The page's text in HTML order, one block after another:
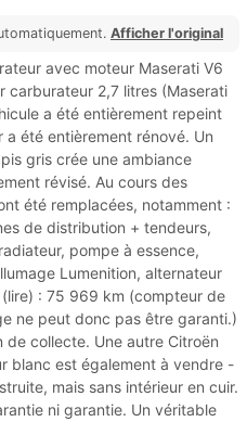
Afficher l'original
avec moteur Maserati V6
carburateur 2,7 litres (Maserati
a été entièrement repeint
été entièrement rénové. Un
gris crée une ambiance
révisé. Au cours des
été remplacées, notamment :
de distribution + tendeurs,
pompe à essence,
Lumenition, alternateur
: 75 969 km (compteur de
ne peut donc pas être garanti.)
collecte. Une autre Citroën
blanc est également à vendre -
mais sans intérieur en cuir.
ni garantie. Un véritable